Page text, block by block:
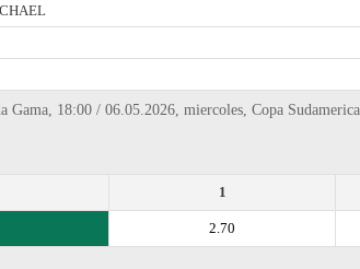
Gama, 18:00 / 06.05.2026, miercoles, Copa
1
2.70